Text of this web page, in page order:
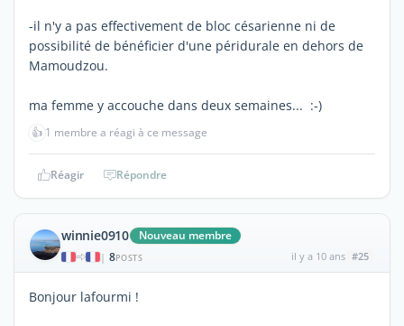
-il n'y a pas effectivement de bloc césarienne ni de
possibilité de bénéficier d'une péridurale en dehors de
Mamoudzou.
ma femme y accouche dans deux semaines... :-)
👍 1 membre a réagi à ce message
Réagir Répondre
winnie0910 Nouveau membre
| 8POSTS il y a 10 ans #25
Bonjour lafourmi !